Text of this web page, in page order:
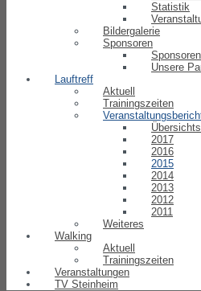
Statistik
Bildergalerie
Sponsoren
Unsere
Lauftreff
Aktuell
Trainingszeiten
2017
2016
2015
2014
2013
2012
2011
Weiteres
Walking
Aktuell
Trainingszeiten
Veranstaltungen
TV Steinheim